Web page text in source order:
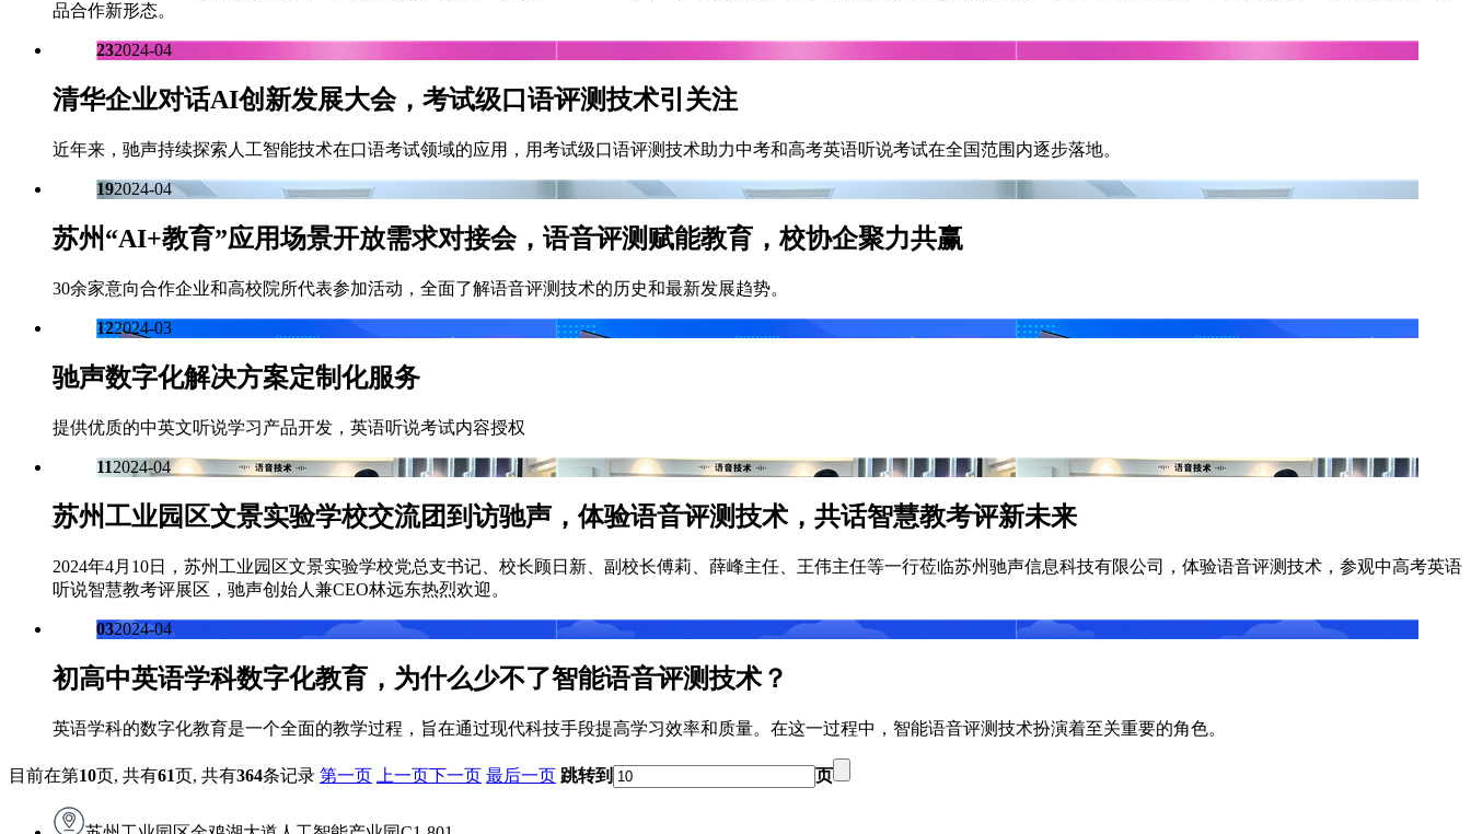
品合作新形态。
232024-04
清华企业对话AI创新发展大会，考试级口语评测技术引关注
近年来，驰声持续探索人工智能技术在口语考试领域的应用，用考试级口语评测技术助力中考和高考英语听说考试在全国范围内逐步落地。
192024-04
苏州“AI+教育”应用场景开放需求对接会，语音评测赋能教育，校协企聚力共赢
30余家意向合作企业和高校院所代表参加活动，全面了解语音评测技术的历史和最新发展趋势。
122024-03
驰声数字化解决方案定制化服务
提供优质的中英文听说学习产品开发，英语听说考试内容授权
112024-04
苏州工业园区文景实验学校交流团到访驰声，体验语音评测技术，共话智慧教考评新未来
2024年4月10日，苏州工业园区文景实验学校党总支书记、校长顾日新、副校长傅莉、薛峰主任、王伟主任等一行莅临苏州驰声信息科技有限公司，体验语音评测技术，参观中高考英语
听说智慧教考评展区，驰声创始人兼CEO林远东热烈欢迎。
032024-04
初高中英语学科数字化教育，为什么少不了智能语音评测技术？
英语学科的数字化教育是一个全面的教学过程，旨在通过现代科技手段提高学习效率和质量。在这一过程中，智能语音评测技术扮演着至关重要的角色。
目前在第10页, 共有61页, 共有364条记录 第一页 上一页下一页 最后一页 跳转到 页